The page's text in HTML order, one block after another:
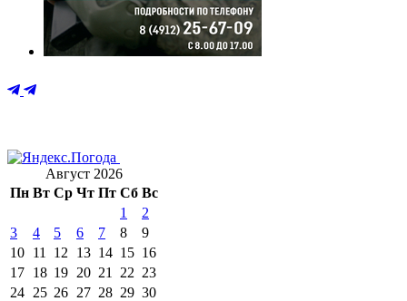
Август 2026
Пн Вт Ср Чт Пт Сб Вс
1
2
3
4 5 6 7 8
9
10 11 12 13 14 15 16
17 18 19 20 21 22 23
24 25 26 27 28 29 30